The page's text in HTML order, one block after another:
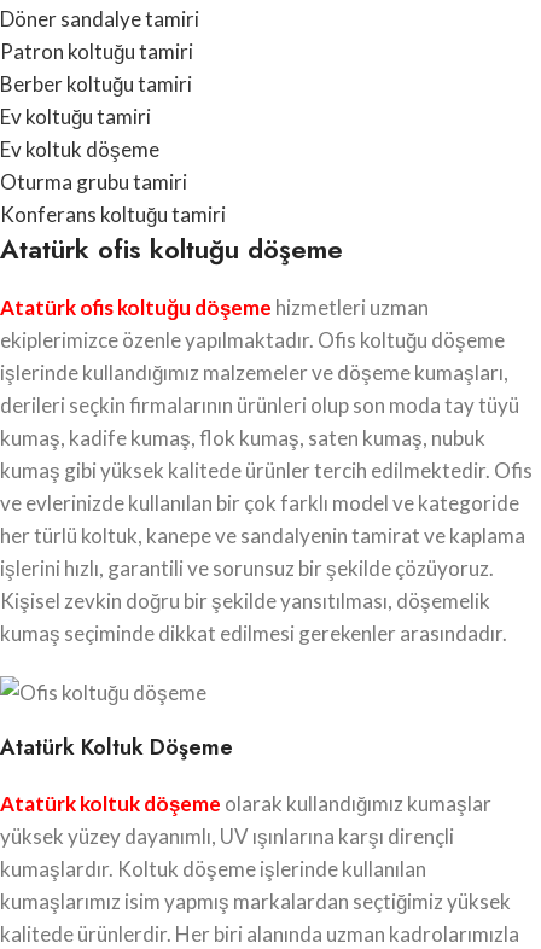
Döner sandalye tamiri
Patron koltuğu tamiri
Berber koltuğu tamiri
Ev koltuğu tamiri
Ev koltuk döşeme
Oturma grubu tamiri
Konferans koltuğu tamiri
Atatürk ofis koltuğu döşeme
Atatürk ofis koltuğu döşeme hizmetleri uzman
ekiplerimizce özenle yapılmaktadır. Ofis koltuğu döşeme
işlerinde kullandığımız malzemeler ve döşeme kumaşları,
derileri seçkin firmalarının ürünleri olup son moda tay tüyü
kumaş, kadife kumaş, flok kumaş, saten kumaş, nubuk
kumaş gibi yüksek kalitede ürünler tercih edilmektedir. Ofis
ve evlerinizde kullanılan bir çok farklı model ve kategoride
her türlü koltuk, kanepe ve sandalyenin tamirat ve kaplama
işlerini hızlı, garantili ve sorunsuz bir şekilde çözüyoruz.
Kişisel zevkin doğru bir şekilde yansıtılması, döşemelik
kumaş seçiminde dikkat edilmesi gerekenler arasındadır.
Atatürk Koltuk Döşeme
Atatürk koltuk döşeme olarak kullandığımız kumaşlar
yüksek yüzey dayanımlı, UV ışınlarına karşı dirençli
kumaşlardır. Koltuk döşeme işlerinde kullanılan
kumaşlarımız isim yapmış markalardan seçtiğimiz yüksek
kalitede ürünlerdir. Her biri alanında uzman kadrolarımızla